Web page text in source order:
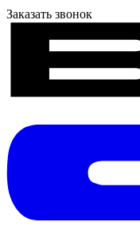
Заказать звонок